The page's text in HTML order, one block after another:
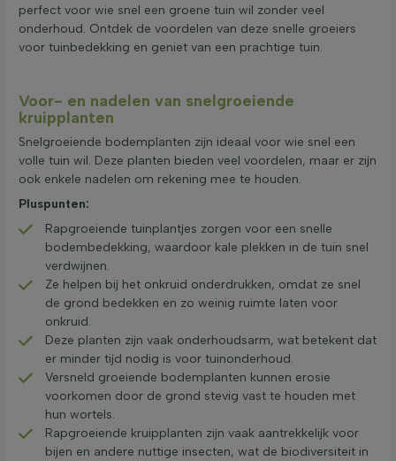
perfect voor wie snel een groene tuin wil zonder veel
onderhoud. Ontdek de voordelen van deze snelle groeiers
voor tuinbedekking en geniet van een prachtige tuin.
Voor- en nadelen van snelgroeiende
kruipplanten
Snelgroeiende bodemplanten zijn ideaal voor wie snel een
volle tuin wil. Deze planten bieden veel voordelen, maar er zijn
ook enkele nadelen om rekening mee te houden.
Pluspunten:
Rapgroeiende tuinplantjes zorgen voor een snelle
bodembedekking, waardoor kale plekken in de tuin snel
verdwijnen.
Ze helpen bij het onkruid onderdrukken, omdat ze snel
de grond bedekken en zo weinig ruimte laten voor
onkruid.
Deze planten zijn vaak onderhoudsarm, wat betekent dat
er minder tijd nodig is voor tuinonderhoud.
Versneld groeiende bodemplanten kunnen erosie
voorkomen door de grond stevig vast te houden met
hun wortels.
Rapgroeiende kruipplanten zijn vaak aantrekkelijk voor
bijen en andere nuttige insecten, wat de biodiversiteit in